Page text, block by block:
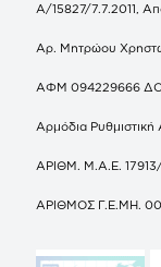
Α/15827/7.7.2011,
Αρ. Μητρώου
ΑΦΜ 094229666
Αρμόδια
ΑΡΙΘΜ. Μ.Α.Ε.
ΑΡΙΘΜΟΣ Γ.Ε.ΜΗ.